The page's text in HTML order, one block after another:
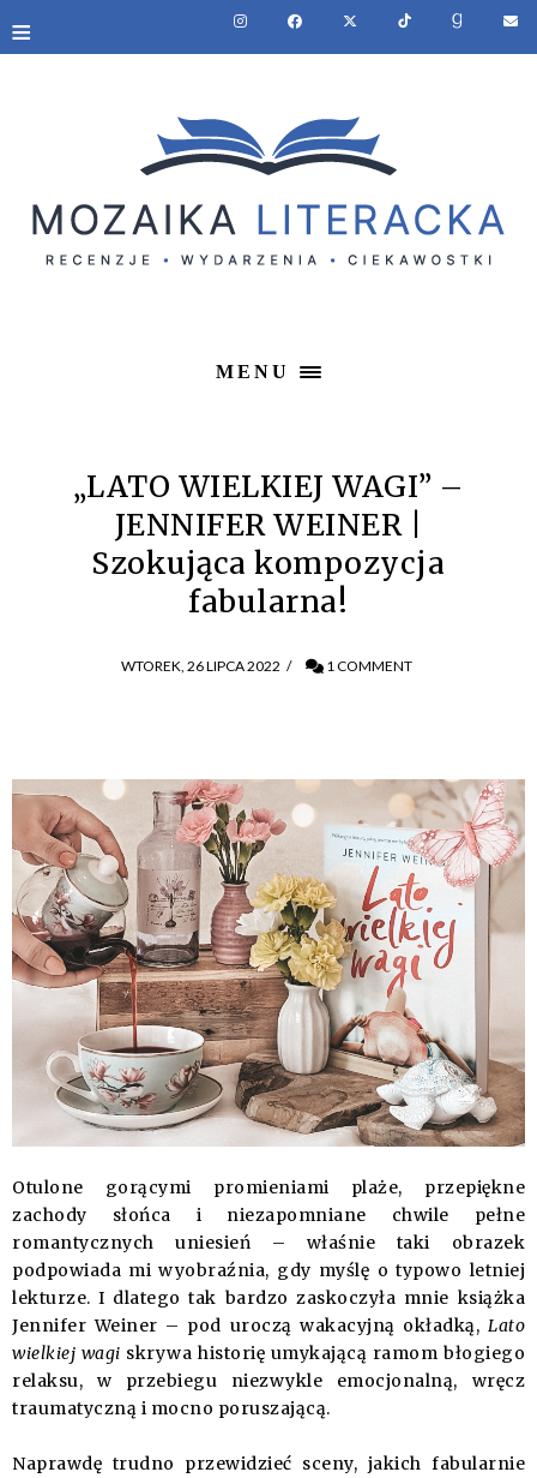
≡
MENU
„LATO WIELKIEJ WAGI” –
JENNIFER WEINER |
Szokująca kompozycja
fabularna!
WTOREK, 26 LIPCA 2022 / 1 COMMENT
Otulone gorącymi promieniami plaże, przepiękne
zachody słońca i niezapomniane chwile pełne
romantycznych uniesień – właśnie taki obrazek
podpowiada mi wyobraźnia, gdy myślę o typowo letniej
lekturze. I dlatego tak bardzo zaskoczyła mnie książka
Jennifer Weiner – pod uroczą wakacyjną okładką, Lato
wielkiej wagi skrywa historię umykającą ramom błogiego
relaksu, w przebiegu niezwykle emocjonalną, wręcz
traumatyczną i mocno poruszającą.
Naprawdę trudno przewidzieć sceny, jakich fabularnie